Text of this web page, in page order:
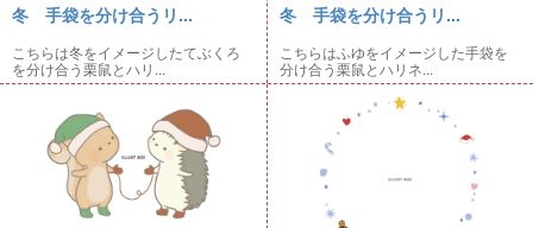
冬 手袋を分け合うリ...
こちらは冬をイメージしたてぶくろ
を分け合う栗鼠とハリ...
冬 手袋を分け合うリ...
こちらはふゆをイメージした手袋を
分け合う栗鼠とハリネ...